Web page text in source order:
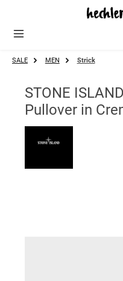
Zum Hauptinhalt springen
SALE MEN Strick
STONE
Pullover in